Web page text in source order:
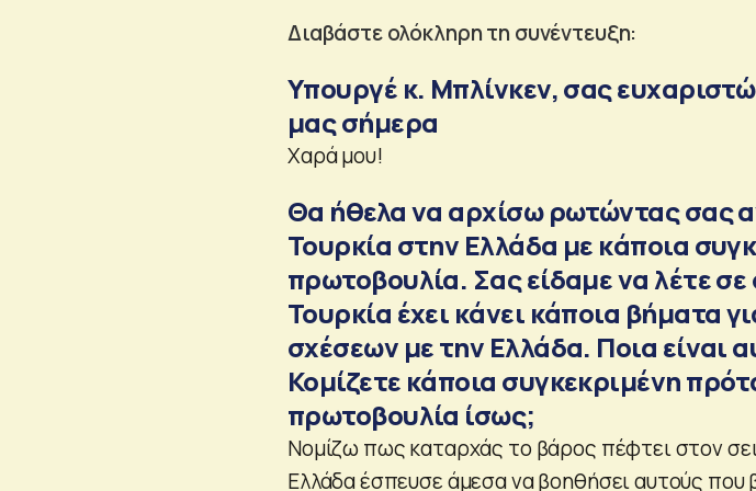
Διαβάστε ολόκληρη τη συνέντευξη:
Υπουργέ κ. Μπλίνκεν, σας
μας σήμερα
Χαρά μου!
Θα ήθελα να αρχίσω ρωτώντας σας
Τουρκία στην Ελλάδα με κάποια
πρωτοβουλία. Σας είδαμε να λέτε
Τουρκία έχει κάνει κάποια βήματα
σχέσεων με την Ελλάδα. Ποια είναι
Κομίζετε κάποια συγκεκριμένη
πρωτοβουλία ίσως;
Νομίζω πως καταρχάς το βάρος πέφτει στον
Ελλάδα έσπευσε άμεσα να βοηθήσει αυτούς που